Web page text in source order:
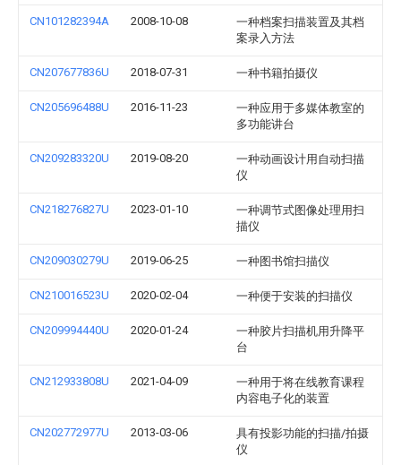
CN101282394A 2008-10-08
一种档案扫描装置及其档
案录入方法
CN207677836U 2018-07-31 一种书籍拍摄仪
CN205696488U 2016-11-23
一种应用于多媒体教室的
多功能讲台
CN209283320U 2019-08-20
一种动画设计用自动扫描
仪
CN218276827U 2023-01-10
一种调节式图像处理用扫
描仪
CN209030279U 2019-06-25 一种图书馆扫描仪
CN210016523U 2020-02-04 一种便于安装的扫描仪
CN209994440U 2020-01-24
一种胶片扫描机用升降平
台
CN212933808U 2021-04-09
一种用于将在线教育课程
内容电子化的装置
CN202772977U 2013-03-06
具有投影功能的扫描/拍摄
仪